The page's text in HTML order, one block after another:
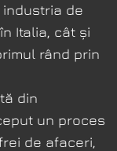
de
Italia, cât și
rând prin
din
un proces
de afaceri,
disponibil. Confirmă